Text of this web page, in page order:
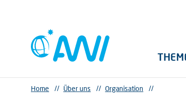
Home // Über uns // Organisation //